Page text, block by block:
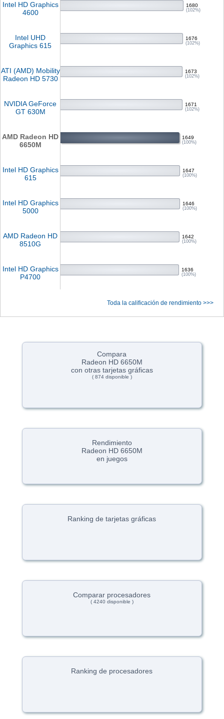
Intel HD Graphics
4600
1680
(102%)
Intel UHD
Graphics 615
1676
(102%)
ATI (AMD) Mobility
Radeon HD 5730
1673
(102%)
NVIDIA GeForce
GT 630M
1671
(102%)
AMD Radeon HD
6650M
1649
(100%)
Intel HD Graphics
615
1647
(100%)
Intel HD Graphics
5000
1646
(100%)
AMD Radeon HD
8510G
1642
(100%)
Intel HD Graphics
P4700
1636
(100%)
Toda la calificación de rendimiento >>>
Compara
Radeon HD 6650M
con otras tarjetas gráficas
( 874 disponible )
Rendimiento
Radeon HD 6650M
en juegos
Ranking de tarjetas gráficas
Comparar procesadores
( 4240 disponible )
Ranking de procesadores